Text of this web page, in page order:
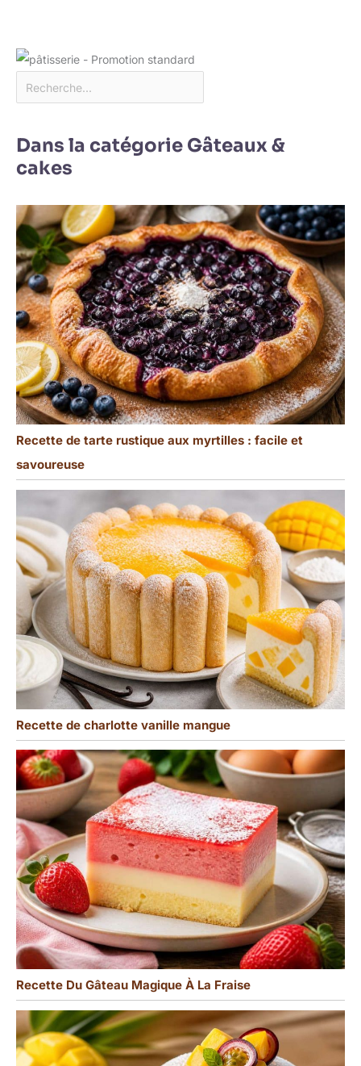
Dans la catégorie Gâteaux &
cakes
Recette de tarte rustique aux myrtilles : facile et
savoureuse
Recette de charlotte vanille mangue
Recette Du Gâteau Magique À La Fraise